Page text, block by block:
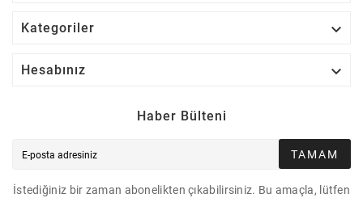
Kategoriler 
Hesabınız 
Haber Bülteni
TAMAM
İstediğiniz bir zaman abonelikten çıkabilirsiniz. Bu amaçla, lütfen